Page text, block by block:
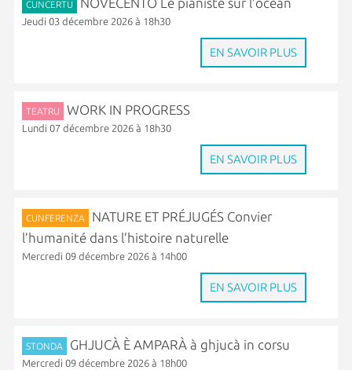
CUNCERTU
Jeudi 03 décembre 2026 à 18h30
EN SAVOIR PLUS
TEATRU WORK IN PROGRESS
Lundi 07 décembre 2026 à 18h30
EN SAVOIR PLUS
CUNFERENZA
NATURE ET PRÉJUGÉS Convier
l’humanité dans l’histoire naturelle
Mercredi 09 décembre 2026 à 14h00
EN SAVOIR PLUS
STONDA GHJUCÀ È AMPARÀ à ghjucà in corsu
Mercredi 09 décembre 2026 à 18h00